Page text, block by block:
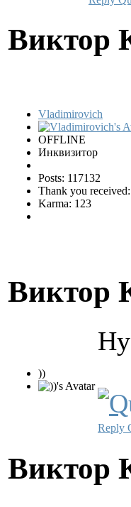
Виктор
Vladimirovich
OFFLINE
Инквизитор
Posts: 117132
Thank you
Karma: 123
Виктор
))
Reply
Виктор